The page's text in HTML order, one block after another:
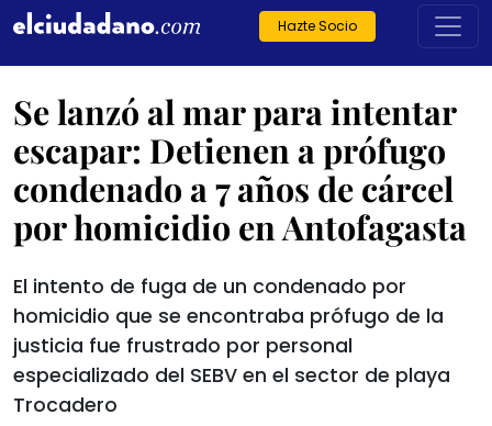
Hazte Socio
Se lanzó al mar para intentar
escapar: Detienen a prófugo
condenado a 7 años de cárcel
por homicidio en Antofagasta
El intento de fuga de un condenado por
homicidio que se encontraba prófugo de la
justicia fue frustrado por personal
especializado del SEBV en el sector de playa
Trocadero